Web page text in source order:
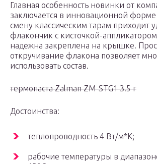
Главная особенность новинки от
заключается в инновационной
смену классическим тарам приходит
флакончик с кисточкой-
надежна закреплена на крышке.
откручивание флакона позволяет
использовать состав.
термопаста Zalman ZM-STG1 3.5 г
Достоинства:
теплопроводность 4 Вт/м*К;
рабочие температуры в